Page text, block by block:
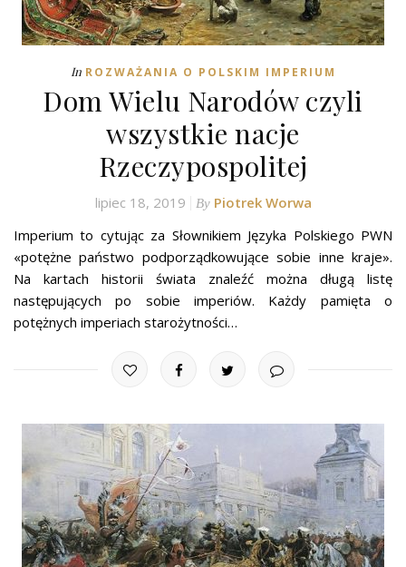
In ROZWAŻANIA O POLSKIM IMPERIUM
Dom Wielu Narodów czyli
wszystkie nacje
Rzeczypospolitej
lipiec 18, 2019 By Piotrek Worwa
Imperium to cytując za Słownikiem Języka Polskiego PWN
«potężne państwo podporządkowujące sobie inne kraje».
Na kartach historii świata znaleźć można długą listę
następujących po sobie imperiów. Każdy pamięta o
potężnych imperiach starożytności…